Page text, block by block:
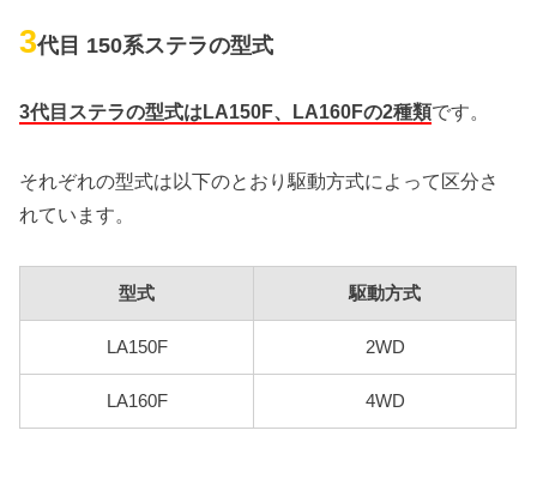
3代目 150系ステラの型式
3代目ステラの型式はLA150F、LA160Fの2種類です。
それぞれの型式は以下のとおり駆動方式によって区分さ
れています。
型式 駆動方式
LA150F 2WD
LA160F 4WD